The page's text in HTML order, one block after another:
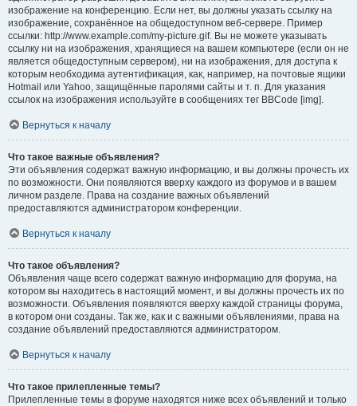
изображение на конференцию. Если нет, вы должны указать ссылку на
изображение, сохранённое на общедоступном веб-сервере. Пример
ссылки: http://www.example.com/my-picture.gif. Вы не можете указывать
ссылку ни на изображения, хранящиеся на вашем компьютере (если он не
является общедоступным сервером), ни на изображения, для доступа к
которым необходима аутентификация, как, например, на почтовые ящики
Hotmail или Yahoo, защищённые паролями сайты и т. п. Для указания
ссылок на изображения используйте в сообщениях тег BBCode [img].
Вернуться к началу
Что такое важные объявления?
Эти объявления содержат важную информацию, и вы должны прочесть их
по возможности. Они появляются вверху каждого из форумов и в вашем
личном разделе. Права на создание важных объявлений
предоставляются администратором конференции.
Вернуться к началу
Что такое объявления?
Объявления чаще всего содержат важную информацию для форума, на
котором вы находитесь в настоящий момент, и вы должны прочесть их по
возможности. Объявления появляются вверху каждой страницы форума,
в котором они созданы. Так же, как и с важными объявлениями, права на
создание объявлений предоставляются администратором.
Вернуться к началу
Что такое прилепленные темы?
Прилепленные темы в форуме находятся ниже всех объявлений и только